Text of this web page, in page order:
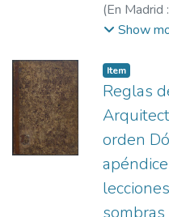
(En Madrid
Acosta de
Barozzi da,
1725-
1774
Mariano,
Show
Item
Reglas
orden